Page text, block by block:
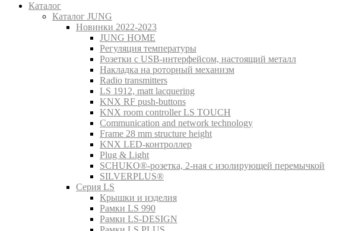
Каталог
Каталог JUNG
Новинки 2022-2023
JUNG HOME
Регуляция температуры
Розетки с USB-интерфейсом, настоящий металл
Накладка на роторный механизм
Radio transmitters
LS 1912, matt lacquering
KNX RF push-buttons
KNX room controller LS TOUCH
Communication and network technology
Frame 28 mm structure height
KNX LED-контроллер
Plug & Light
SCHUKO®-розетка, 2-ная с изолирующей перемычкой
SILVERPLUS®
Серия LS
Крышки и изделия
Рамки LS 990
Рамки LS-DESIGN